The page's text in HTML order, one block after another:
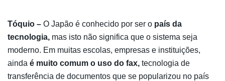
Tóquio – O Japão é conhecido por ser o país da
tecnologia, mas isto não significa que o sistema seja
moderno. Em muitas escolas, empresas e instituições,
ainda é muito comum o uso do fax, tecnologia de
transferência de documentos que se popularizou no país